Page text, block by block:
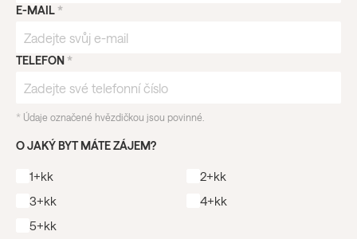
E-MAIL *
TELEFON *
* Údaje označené hvězdičkou jsou povinné.
O JAKÝ BYT MÁTE ZÁJEM?
1+kk
2+kk
3+kk
4+kk
5+kk